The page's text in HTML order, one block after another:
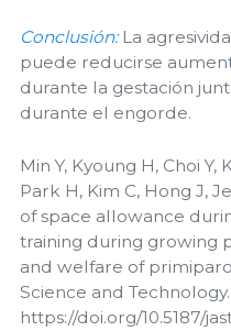
Conclusión: La
puede reducirse
durante la gestación
durante el engorde.
Min Y, Kyoung H, Choi Y,
Park H, Kim C, Hong J,
of space allowance
training during growing
and welfare of
Science and
https://doi.org/10.5187/